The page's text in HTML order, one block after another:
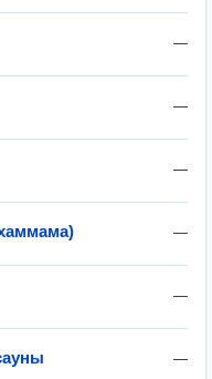
—
—
—
—
—
—